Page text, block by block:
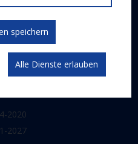
2020
2027
speichern
Alle Dienste erlauben